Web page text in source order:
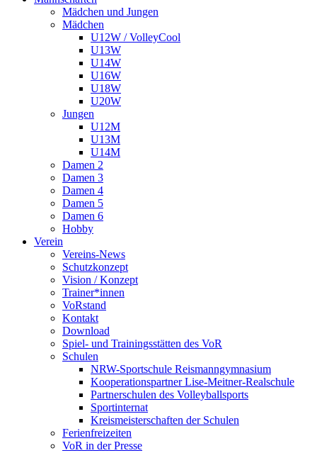
Mädchen und Jungen
Mädchen
U12W / VolleyCool
U13W
U14W
U16W
U18W
U20W
Jungen
U12M
U13M
U14M
Damen 2
Damen 3
Damen 4
Damen 5
Damen 6
Hobby
Verein
Vereins-News
Schutzkonzept
Vision / Konzept
Trainer*innen
VoRstand
Kontakt
Download
Spiel- und Trainingsstätten des VoR
Schulen
NRW-Sportschule Reismanngymnasium
Kooperationspartner Lise-Meitner-Realschule
Partnerschulen des Volleyballsports
Sportinternat
Kreismeisterschaften der Schulen
Ferienfreizeiten
VoR in der Presse